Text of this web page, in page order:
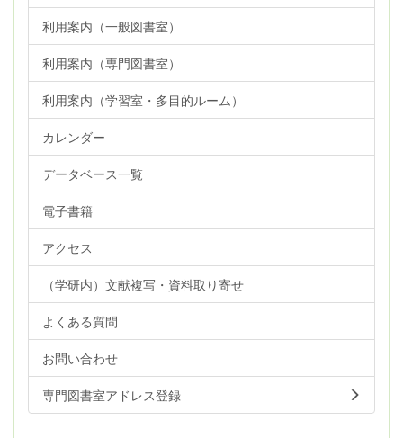
利用案内（一般図書室）
利用案内（専門図書室）
利用案内（学習室・多目的ルーム）
カレンダー
データベース一覧
電子書籍
アクセス
（学研内）文献複写・資料取り寄せ
よくある質問
お問い合わせ
専門図書室アドレス登録